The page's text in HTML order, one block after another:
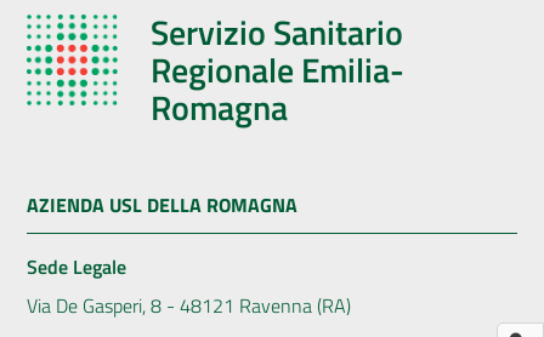
dei
Servizi
Dedicato
Servizio Sanitario
Regionale Emilia-
Romagna
AZIENDA USL DELLA ROMAGNA
Sede Legale
Via De Gasperi, 8 - 48121 Ravenna (RA)